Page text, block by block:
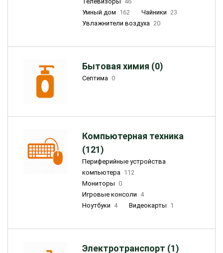
Умный дом 162 Чайники 23
Увлажнители воздуха 20
Бытовая химия (0)
Септима 0
Компьютерная техника
(121)
Периферийные устройства
компьютера 112
Мониторы 0
Игровые консоли 4
Ноутбуки 4 Видеокарты 1
Электротранспорт (1)